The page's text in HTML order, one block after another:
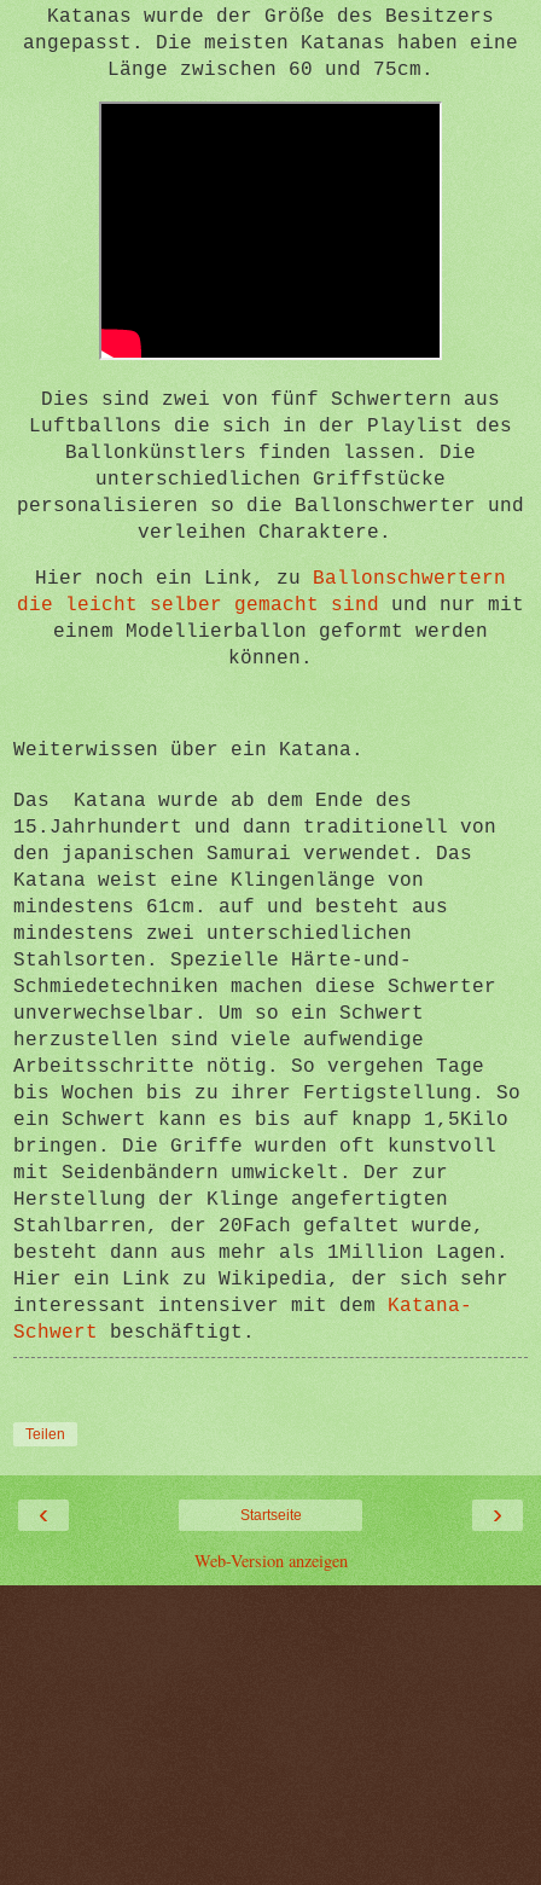
Katanas wurde der Größe des Besitzers
angepasst. Die meisten Katanas haben eine
Länge zwischen 60 und 75cm.
Dies sind zwei von fünf Schwertern aus
Luftballons die sich in der Playlist des
Ballonkünstlers finden lassen. Die
unterschiedlichen Griffstücke
personalisieren so die Ballonschwerter und
verleihen Charaktere.
Hier noch ein Link, zu Ballonschwertern
die leicht selber gemacht sind und nur mit
einem Modellierballon geformt werden
können.
Weiterwissen über ein Katana.
Das Katana wurde ab dem Ende des
15.Jahrhundert und dann traditionell von
den japanischen Samurai verwendet. Das
Katana weist eine Klingenlänge von
mindestens 61cm. auf und besteht aus
mindestens zwei unterschiedlichen
Stahlsorten. Spezielle Härte-und-
Schmiedetechniken machen diese Schwerter
unverwechselbar. Um so ein Schwert
herzustellen sind viele aufwendige
Arbeitsschritte nötig. So vergehen Tage
bis Wochen bis zu ihrer Fertigstellung. So
ein Schwert kann es bis auf knapp 1,5Kilo
bringen. Die Griffe wurden oft kunstvoll
mit Seidenbändern umwickelt. Der zur
Herstellung der Klinge angefertigten
Stahlbarren, der 20Fach gefaltet wurde,
besteht dann aus mehr als 1Million Lagen.
Hier ein Link zu Wikipedia, der sich sehr
interessant intensiver mit dem Katana-
Schwert
beschäftigt.
Teilen
‹ ›
Startseite
Web-Version anzeigen